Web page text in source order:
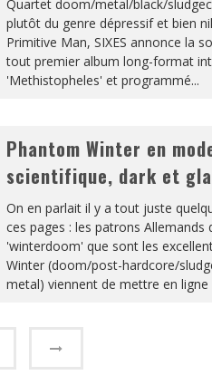
Quartet doom/metal/black/
plutôt du genre dépressif et bien
Primitive Man, SIXES annonce la
tout premier album long-format
'Methistopheles' et programmé...
Phantom Winter en
scientifique, dark et
On en parlait il y a tout juste
ces pages : les patrons Allemands
'winterdoom' que sont les
Winter (doom/post-hardcore/
metal) viennent de mettre en ligne